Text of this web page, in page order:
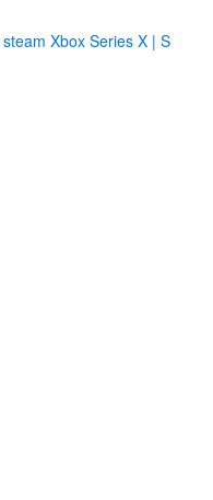
steam Xbox Series X | S